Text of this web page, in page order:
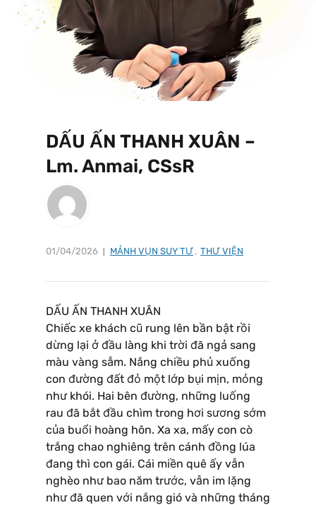
DẤU ẤN THANH XUÂN –
Lm. Anmai, CSsR
01/04/2026 MẢNH VỤN SUY TƯ , THƯ VIỆN
DẤU ẤN THANH XUÂN
Chiếc xe khách cũ rung lên bần bật rồi
dừng lại ở đầu làng khi trời đã ngả sang
màu vàng sẫm. Nắng chiều phủ xuống
con đường đất đỏ một lớp bụi mịn, mỏng
như khói. Hai bên đường, những luống
rau đã bắt đầu chìm trong hơi sương sớm
của buổi hoàng hôn. Xa xa, mấy con cò
trắng chao nghiêng trên cánh đồng lúa
đang thì con gái. Cái miền quê ấy vẫn
nghèo như bao năm trước, vẫn im lặng
như đã quen với nắng gió và những tháng